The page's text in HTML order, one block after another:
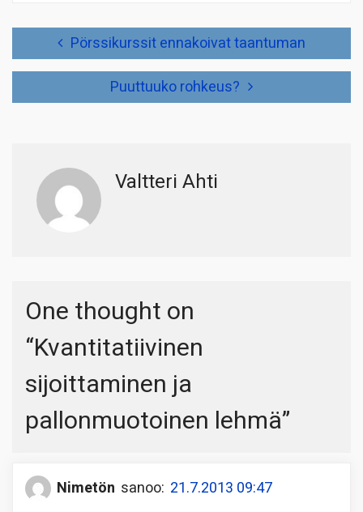
Artikkelien Pörssikurssit ennakoivat taantuman
Puuttuuko rohkeus?
Valtteri Ahti
One thought on
“Kvantitatiivinen
sijoittaminen ja
pallonmuotoinen lehmä”
Nimetön sanoo: 21.7.2013 09:47